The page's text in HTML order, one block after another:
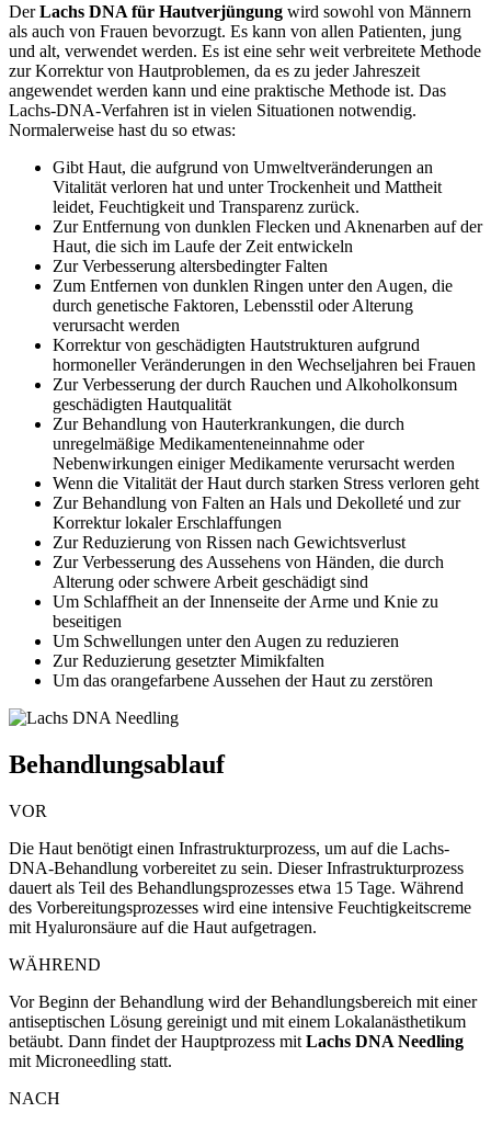
DerLachs DNA für Hautverjüngung wird sowohl von Männern
als auch von Frauen bevorzugt. Es kann von allen Patienten, jung
und alt, verwendet werden. Es ist eine sehr weit verbreitete Methode
zur Korrektur von Hautproblemen, da es zu jeder Jahreszeit
angewendet werden kann und eine praktische Methode ist. Das
Lachs-DNA-Verfahren ist in vielen Situationen notwendig.
Normalerweise hast du so etwas:
Gibt Haut, die aufgrund von Umweltveränderungen an
Vitalität verloren hat und unter Trockenheit und Mattheit
leidet, Feuchtigkeit und Transparenz zurück.
Zur Entfernung von dunklen Flecken und Aknenarben auf der
Haut, die sich im Laufe der Zeit entwickeln
Zur Verbesserung altersbedingter Falten
Zum Entfernen von dunklen Ringen unter den Augen, die
durch genetische Faktoren, Lebensstil oder Alterung
verursacht werden
Korrektur von geschädigten Hautstrukturen aufgrund
hormoneller Veränderungen in den Wechseljahren bei Frauen
Zur Verbesserung der durch Rauchen und Alkoholkonsum
geschädigten Hautqualität
Zur Behandlung von Hauterkrankungen, die durch
unregelmäßige Medikamenteneinnahme oder
Nebenwirkungen einiger Medikamente verursacht werden
Wenn die Vitalität der Haut durch starken Stress verloren geht
Zur Behandlung von Falten an Hals und Dekolleté und zur
Korrektur lokaler Erschlaffungen
Zur Reduzierung von Rissen nach Gewichtsverlust
Zur Verbesserung des Aussehens von Händen, die durch
Alterung oder schwere Arbeit geschädigt sind
Um Schlaffheit an der Innenseite der Arme und Knie zu
beseitigen
Um Schwellungen unter den Augen zu reduzieren
Zur Reduzierung gesetzter Mimikfalten
Um das orangefarbene Aussehen der Haut zu zerstören
Behandlungsablauf
VOR
Die Haut benötigt einen Infrastrukturprozess, um auf die Lachs-
DNA-Behandlung vorbereitet zu sein. Dieser Infrastrukturprozess
dauert als Teil des Behandlungsprozesses etwa 15 Tage. Während
des Vorbereitungsprozesses wird eine intensive Feuchtigkeitscreme
mit Hyaluronsäure auf die Haut aufgetragen.
WÄHREND
Vor Beginn der Behandlung wird der Behandlungsbereich mit einer
antiseptischen Lösung gereinigt und mit einem Lokalanästhetikum
betäubt. Dann findet der Hauptprozess mit Lachs DNA Needling
mit Microneedling statt.
NACH